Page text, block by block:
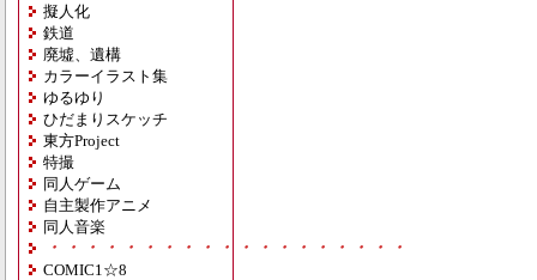
擬人化
鉄道
廃墟、遺構
カラーイラスト集
ゆるゆり
ひだまりスケッチ
東方Project
特撮
同人ゲーム
自主製作アニメ
同人音楽
・・・・・・・・・・・・・・・・・・・
COMIC1☆8